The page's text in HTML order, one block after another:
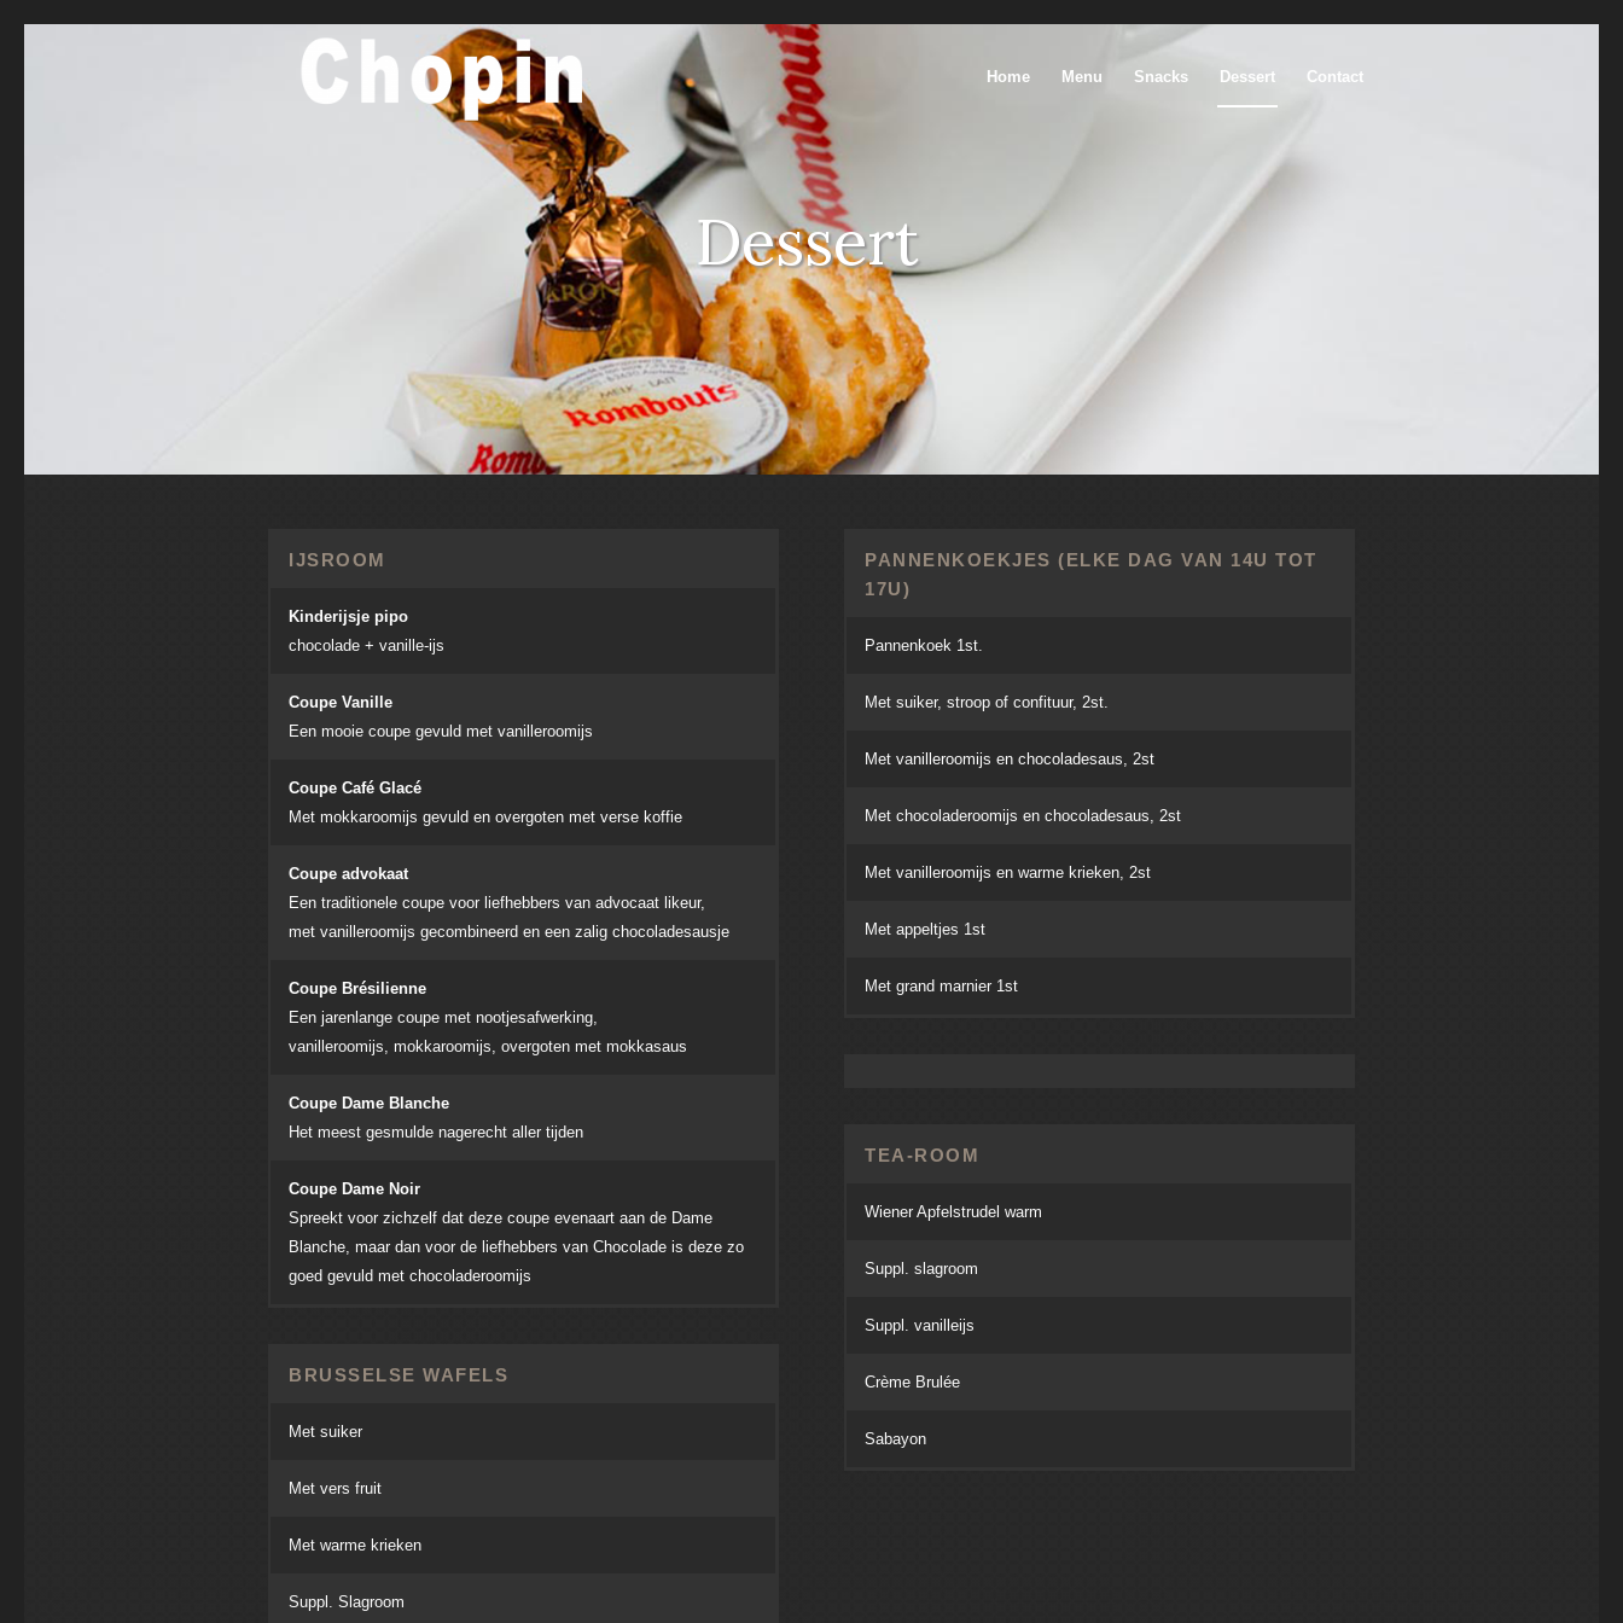
Home Menu Snacks Dessert Contact
Dessert
IJSROOM
Kinderijsje pipo
chocolade + vanille-ijs
Coupe Vanille
Een mooie coupe gevuld met vanilleroomijs
Coupe Café Glacé
Met mokkaroomijs gevuld en overgoten met verse koffie
Coupe advokaat
Een traditionele coupe voor liefhebbers van advocaat likeur,
met vanilleroomijs gecombineerd en een zalig chocoladesausje
Coupe Brésilienne
Een jarenlange coupe met nootjesafwerking,
vanilleroomijs, mokkaroomijs, overgoten met mokkasaus
Coupe Dame Blanche
Het meest gesmulde nagerecht aller tijden
Coupe Dame Noir
Spreekt voor zichzelf dat deze coupe evenaart aan de Dame
Blanche, maar dan voor de liefhebbers van Chocolade is deze zo
goed gevuld met chocoladeroomijs
BRUSSELSE WAFELS
Met suiker
Met vers fruit
Met warme krieken
Suppl. Slagroom
PANNENKOEKJES (ELKE DAG VAN 14U TOT
17U)
Pannenkoek 1st.
Met suiker, stroop of confituur, 2st.
Met vanilleroomijs en chocoladesaus, 2st
Met chocoladeroomijs en chocoladesaus, 2st
Met vanilleroomijs en warme krieken, 2st
Met appeltjes 1st
Met grand marnier 1st
TEA-ROOM
Wiener Apfelstrudel warm
Suppl. slagroom
Suppl. vanilleijs
Crème Brulée
Sabayon